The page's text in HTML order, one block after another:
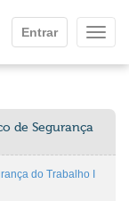
Entrar
de Segurança
do Trabalho I